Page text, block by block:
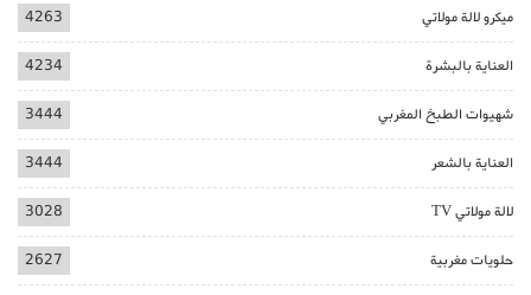
ميكرو لالة مولاتي 4263
العناية بالبشرة 4234
شهيوات الطبخ المغربي 3444
العناية بالشعر 3444
لالة مولاتي TV 3028
حلويات مغربية 2627